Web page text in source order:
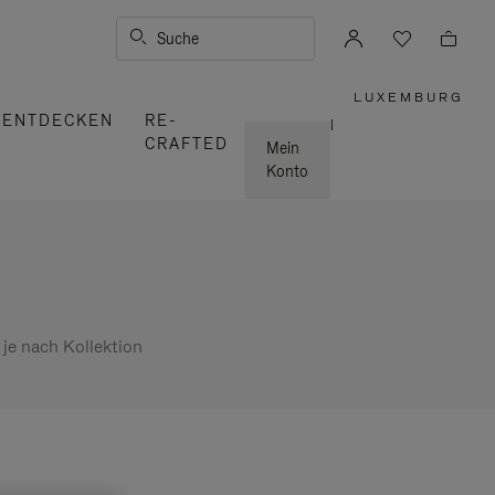
Suche
ENTDECKEN
RE-
CRAFTED
Mein
Konto
LUXEMBURG
|
nach Kollektion